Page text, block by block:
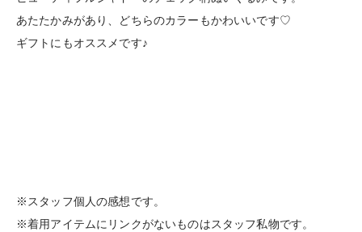
あたたかみがあり、どちらのカラーもかわいいです♡
ギフトにもオススメです♪
※スタッフ個人の感想です。
※着用アイテムにリンクがないものはスタッフ私物です。